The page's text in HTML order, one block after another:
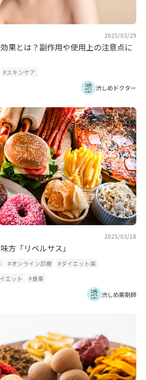
2025/03/29
果とは？副作用や使用上の注意点に
#スキンケア
渋しめドクター
2025/03/18
方「リベルサス」
#オンライン診療
#ダイエット薬
エット
#食事
渋しめ薬剤師